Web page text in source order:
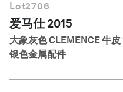
Lot2706
爱马仕 2015
大象灰色 CLEMENCE 牛
银色金属配件